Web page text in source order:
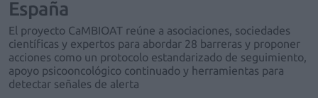
España
El proyecto CaMBIOAT reúne a asociaciones, sociedades
científicas y expertos para abordar 28 barreras y proponer
acciones como un protocolo estandarizado de seguimiento,
apoyo psicooncológico continuado y herramientas para
detectar señales de alerta